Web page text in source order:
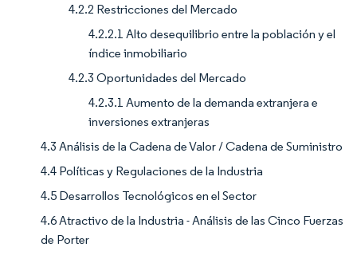
4.2.2 Restricciones del Mercado
4.2.2.1 Alto desequilibrio entre la población y el
índice inmobiliario
4.2.3 Oportunidades del Mercado
4.2.3.1 Aumento de la demanda extranjera e
inversiones extranjeras
4.3 Análisis de la Cadena de Valor / Cadena de Suministro
4.4 Políticas y Regulaciones de la Industria
4.5 Desarrollos Tecnológicos en el Sector
4.6 Atractivo de la Industria - Análisis de las Cinco Fuerzas
de Porter